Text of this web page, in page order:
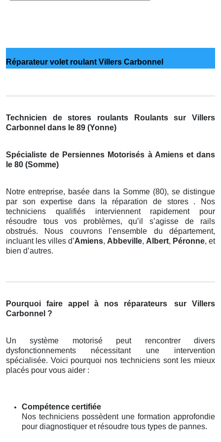
Réparateur volet roulant Villers Carbonnel
Technicien de stores roulants Roulants sur Villers
Carbonnel dans le 89 (Yonne)
Spécialiste de Persiennes Motorisés à Amiens et dans
le 80 (Somme)
Notre entreprise, basée dans la Somme (80), se distingue
par son expertise dans la réparation de stores . Nos
techniciens qualifiés interviennent rapidement pour
résoudre tous vos problèmes, qu’il s’agisse de rails
obstrués. Nous couvrons l’ensemble du département,
incluant les villes d’Amiens, Abbeville, Albert, Péronne, et
bien d’autres.
Pourquoi faire appel à nos réparateurs
sur Villers
Carbonnel ?
Un système motorisé peut rencontrer divers
dysfonctionnements nécessitant une intervention
spécialisée. Voici pourquoi nos techniciens sont les mieux
placés pour vous aider :
Compétence certifiée
Nos techniciens possèdent une formation approfondie
pour diagnostiquer et résoudre tous types de pannes.